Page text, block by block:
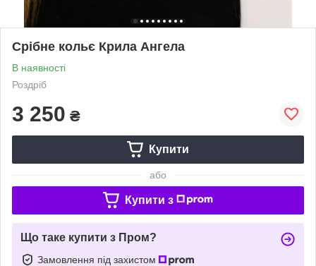
Срібне кольє Крила Ангела
В наявності
Роздріб
3 250 ₴
Купити
або
Купити з
Що таке купити з Пром?
Замовлення під захистом